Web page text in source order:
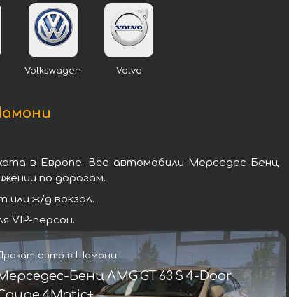
Volkswagen Volvo
в Европе. Все автомобили Мерседес-Бенц
по дорогам.
или ж/д вокзал.
VIP-персон.
Прокат авто в Шамони
Бенц AMG GT 63 S 4-Door